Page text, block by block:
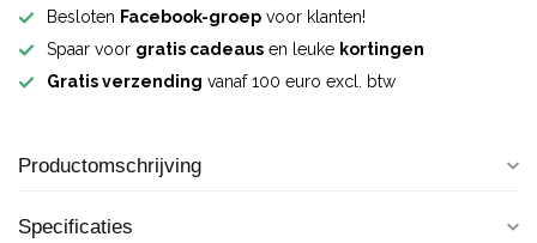
Besloten Facebook-groep voor klanten!
Spaar voor gratis cadeaus en leuke kortingen
Gratis verzending vanaf 100 euro excl. btw
Productomschrijving
Specificaties